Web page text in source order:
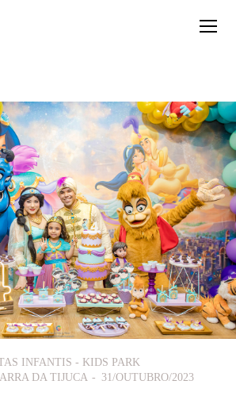
INFANTIS - KIDS PARK
DA TIJUCA
31/OUTUBRO/2023